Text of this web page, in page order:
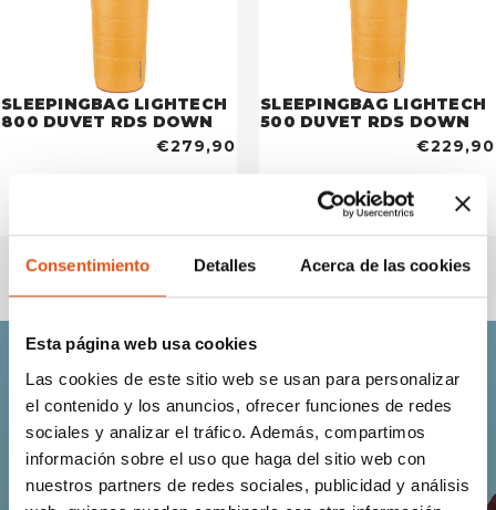
Consentimiento Detalles Acerca de las cookies
Esta página web usa cookies
Las cookies de este sitio web se usan para personalizar
el contenido y los anuncios, ofrecer funciones de redes
sociales y analizar el tráfico. Además, compartimos
información sobre el uso que haga del sitio web con
nuestros partners de redes sociales, publicidad y análisis
SLEEPINGBAG LIGHTECH
800 DUVET RDS DOWN
€279,90
SLEEPINGBAG LIGHTECH
500 DUVET RDS DOWN
€229,90
Únete a la comunidad
Ferrino.